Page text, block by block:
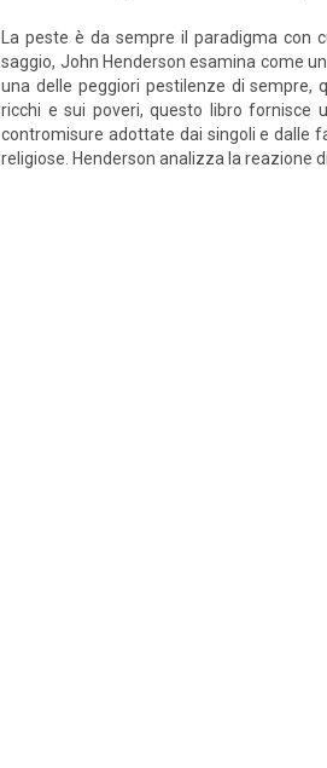
La peste è da sempre il paradigma con
saggio, John Henderson esamina come
una delle peggiori pestilenze di sempre,
ricchi e sui poveri, questo libro fornisce
contromisure adottate dai singoli e dalle
religiose. Henderson analizza la reazione